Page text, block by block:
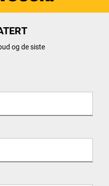
og de siste